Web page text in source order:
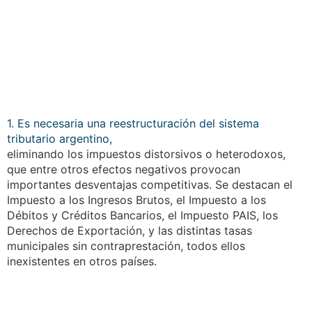
1. Es necesaria una reestructuración del sistema
tributario argentino,
eliminando los impuestos distorsivos o heterodoxos,
que entre otros efectos negativos provocan
importantes desventajas competitivas. Se destacan el
Impuesto a los Ingresos Brutos, el Impuesto a los
Débitos y Créditos Bancarios, el Impuesto PAIS, los
Derechos de Exportación, y las distintas tasas
municipales sin contraprestación, todos ellos
inexistentes en otros países.